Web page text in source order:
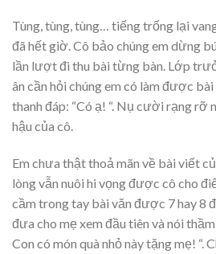
Tùng, tùng, tùng… tiếng trống lại
đã hết giờ. Cô bảo chúng em dừng
lần lượt đi thu bài từng bàn. Lớp
ân cần hỏi chúng em có làm được
thanh đáp: “Có ạ! “. Nụ cười rạng
hậu của cô.
Em chưa thật thoả mãn về bài viết
lòng vẫn nuôi hi vọng được cô cho
cầm trong tay bài văn được 7 hay 8
đưa cho mẹ xem đầu tiên và nói
Con có món quà nhỏ này tặng mẹ! “.